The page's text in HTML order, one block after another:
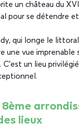
un château du
pour se détendre
qui longe le
une vue imprenable
un lieu
lieux